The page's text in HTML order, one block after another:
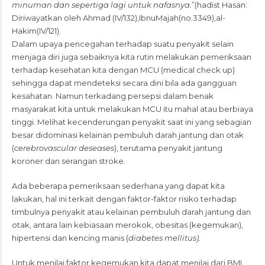
minuman dan sepertiga lagi untuk nafasnya. ”(hadist Hasan:
Diriwayatkan oleh Ahmad (IV/132),IbnuMajah(no.3349),al-
Hakim(IV/121).
Dalam upaya pencegahan terhadap suatu penyakit selain
menjaga diri juga sebaiknya kita rutin melakukan pemeriksaan
terhadap kesehatan kita dengan MCU (medical check up)
sehingga dapat mendeteksi secara dini bila ada gangguan
kesahatan. Namun terkadang persepsi dalam benak
masyarakat kita untuk melakukan MCU itu mahal atau berbiaya
tinggi. Melihat kecenderungan penyakit saat ini yang sebagian
besar didominasi kelainan pembuluh darah jantung dan otak
(cerebrovascular deseases), terutama penyakit jantung
koroner dan serangan stroke.
Ada beberapa pemeriksaan sederhana yang dapat kita
lakukan, hal ini terkait dengan faktor-faktor risiko terhadap
timbulnya penyakit atau kelainan pembuluh darah jantung dan
otak, antara lain kebiasaan merokok, obesitas (kegemukan),
hipertensi dan kencing manis (diabetes mellitus).
Untuk menilai faktor kegemukan kita dapat menilai dari BMI